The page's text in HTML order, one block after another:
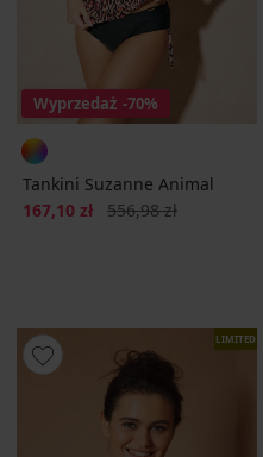
Wyprzedaż -70%
Tankini Suzanne Animal
Zniżka
167,10 zł Pierwotna cena
556,98 zł
LIMITED